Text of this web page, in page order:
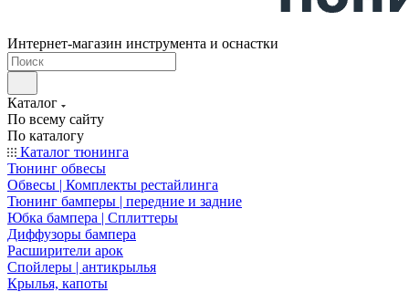
Интернет-магазин инструмента и оснастки
Каталог
По всему сайту
По каталогу
Каталог тюнинга
Тюнинг обвесы
Обвесы | Комплекты рестайлинга
Тюнинг бамперы | передние и задние
Юбка бампера | Сплиттеры
Диффузоры бампера
Расширители арок
Спойлеры | антикрылья
Крылья, капоты